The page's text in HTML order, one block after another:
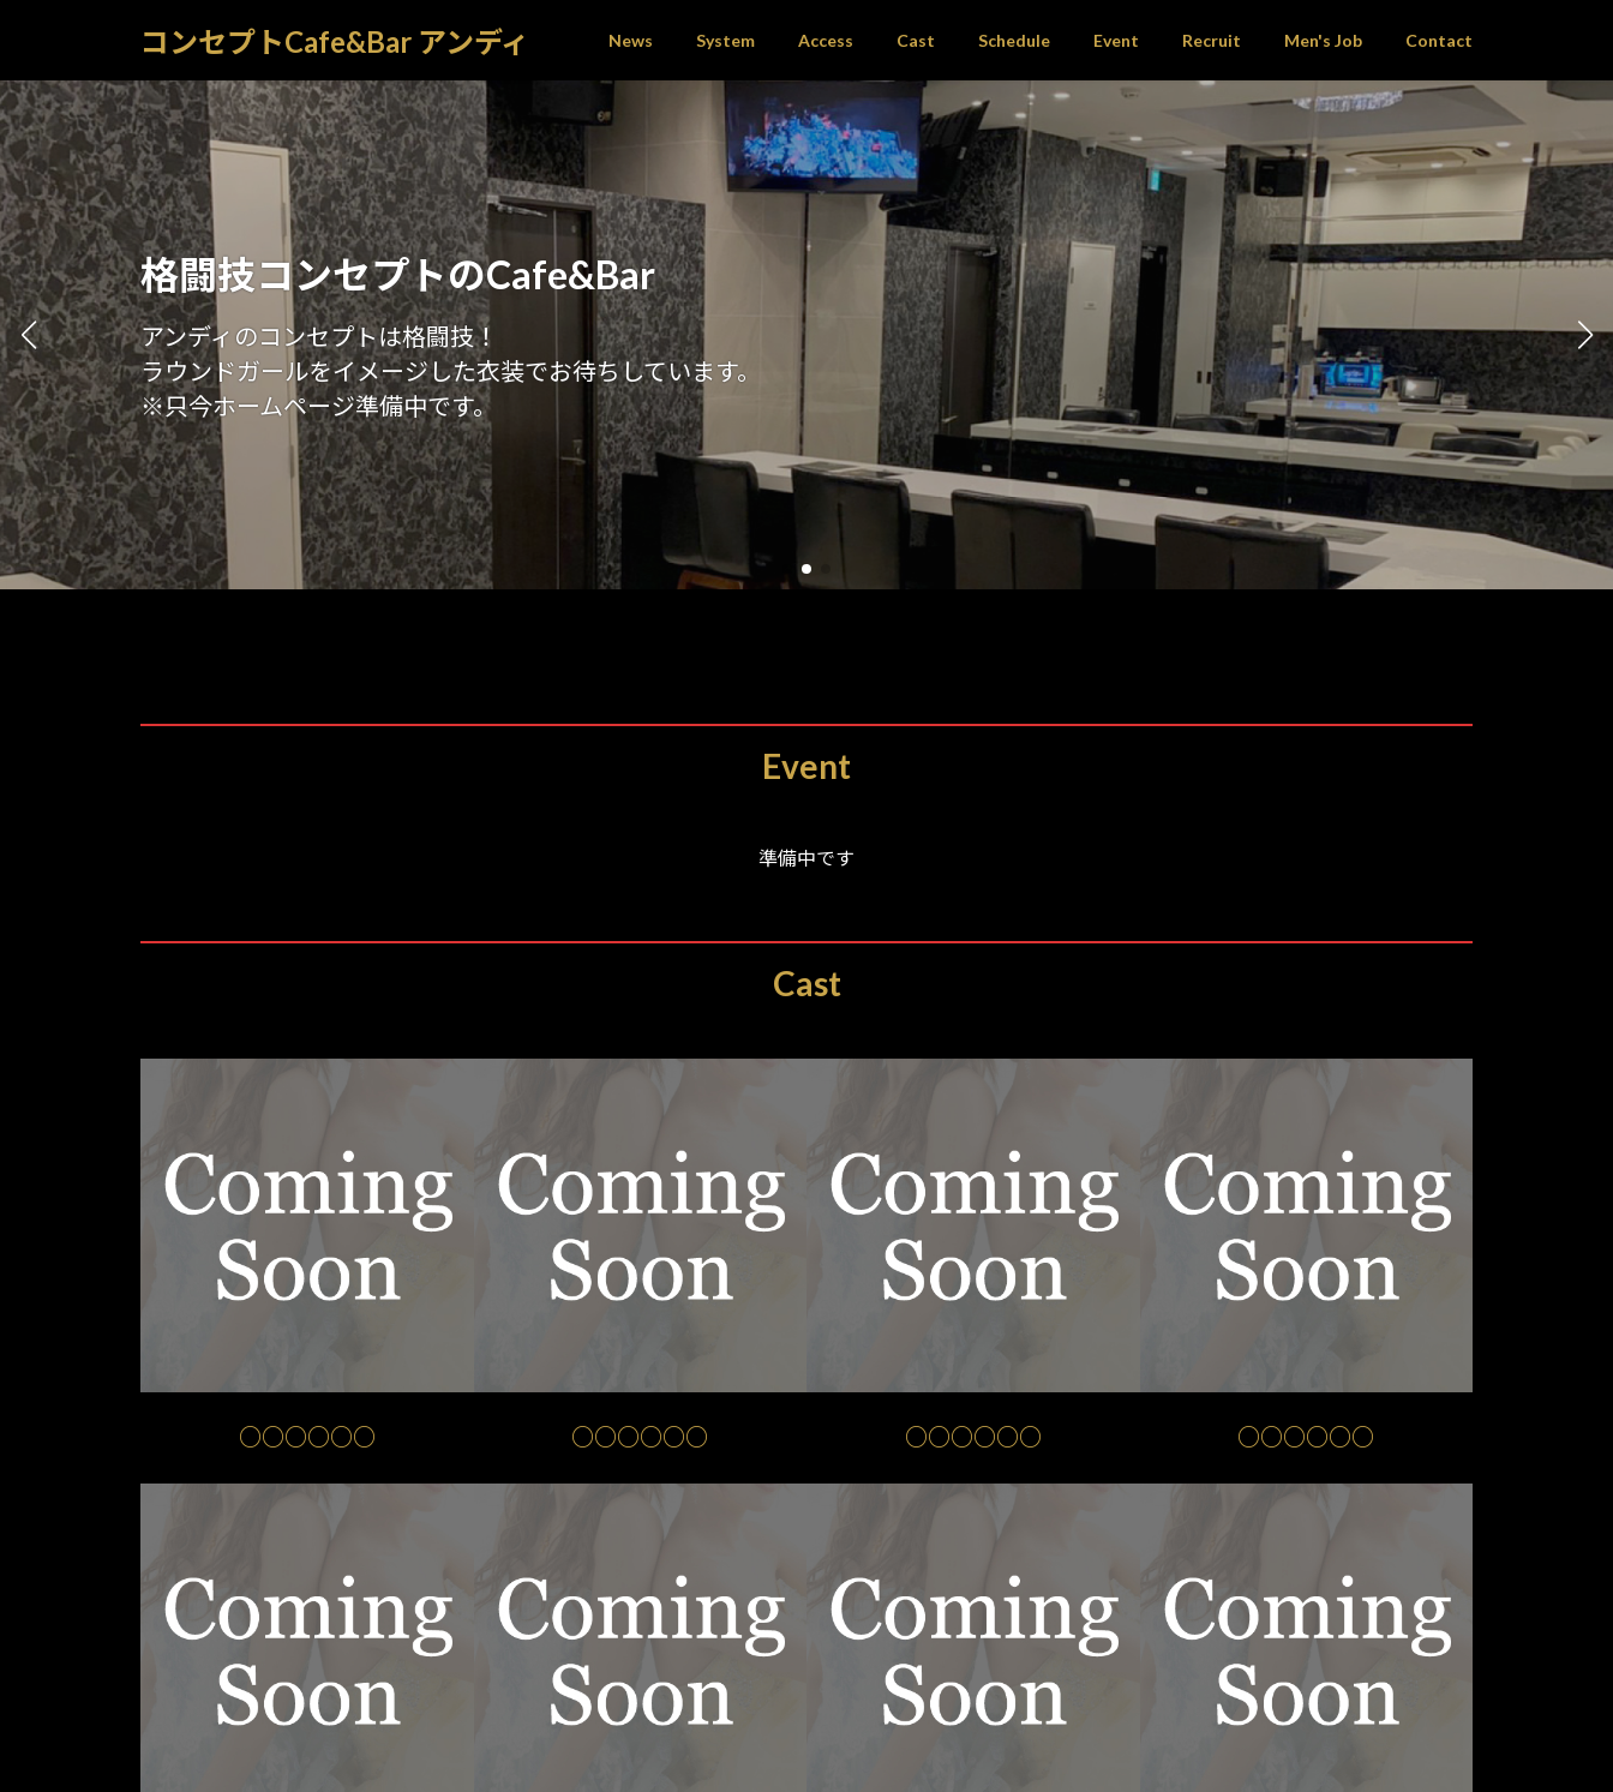
ン
ツ
へ
ス
キ
ッ
プ
ー
シ
ョ
ン
に
移
動
コンセプトCafe&Bar アンディ News System Access Cast Schedule Event Recruit Men's Job Contact
格闘技コンセプトのCafe&Bar
アンディのコンセプトは格闘技！
ラウンドガールをイメージした衣装でお待ちしています。
※只今ホームページ準備中です。
Event
準備中です
Cast
○○○○○○ ○○○○○○ ○○○○○○ ○○○○○○